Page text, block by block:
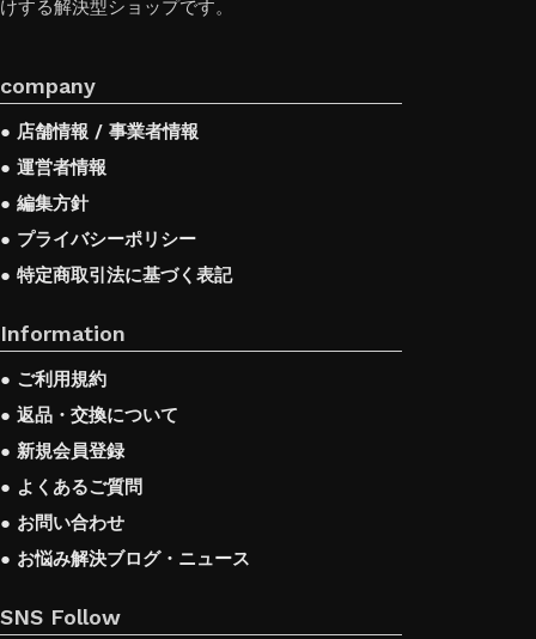
けする解決型ショップです。
company
● 店舗情報 / 事業者情報
● 運営者情報
● 編集方針
● プライバシーポリシー
● 特定商取引法に基づく表記
Information
● ご利用規約
● 返品・交換について
● 新規会員登録
● よくあるご質問
● お問い合わせ
● お悩み解決ブログ・ニュース
SNS Follow